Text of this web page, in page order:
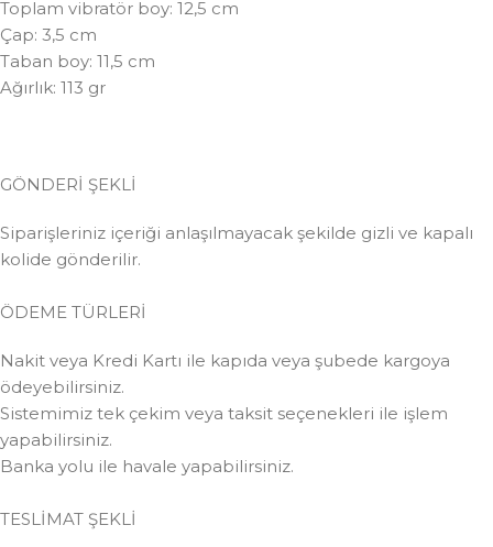
Toplam vibratör boy: 12,5 cm
Çap: 3,5 cm
Taban boy: 11,5 cm
Ağırlık: 113 gr
GÖNDERİ ŞEKLİ
Siparişleriniz içeriği anlaşılmayacak şekilde gizli ve kapalı
kolide gönderilir.
ÖDEME TÜRLERİ
Nakit veya Kredi Kartı ile kapıda veya şubede kargoya
ödeyebilirsiniz.
Sistemimiz tek çekim veya taksit seçenekleri ile işlem
yapabilirsiniz.
Banka yolu ile havale yapabilirsiniz.
TESLİMAT ŞEKLİ